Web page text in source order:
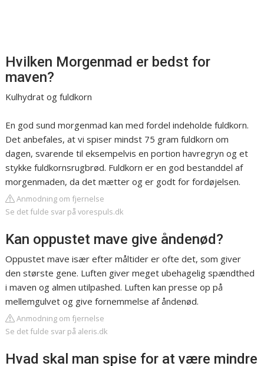
Hvilken Morgenmad er bedst for
maven?
Kulhydrat og fuldkorn
En god sund morgenmad kan med fordel indeholde fuldkorn.
Det anbefales, at vi spiser mindst 75 gram fuldkorn om
dagen, svarende til eksempelvis en portion havregryn og et
stykke fuldkornsrugbrød. Fuldkorn er en god bestanddel af
morgenmaden, da det mætter og er godt for fordøjelsen.
Anmodning om fjernelse
Se det fulde svar på vorespuls.dk
Kan oppustet mave give åndenød?
Oppustet mave især efter måltider er ofte det, som giver
den største gene. Luften giver meget ubehagelig spændthed
i maven og almen utilpashed. Luften kan presse op på
mellemgulvet og give fornemmelse af åndenød.
Anmodning om fjernelse
Se det fulde svar på aleris.dk
Hvad skal man spise for at være mindre